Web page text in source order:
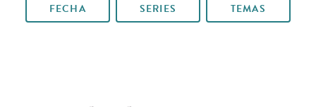
FECHA SERIES TEMAS